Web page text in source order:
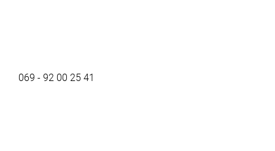
069 - 92 00 25 41